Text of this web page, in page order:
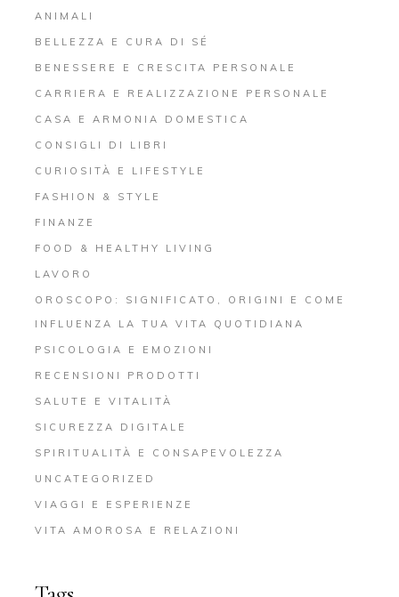
ANIMALI
BELLEZZA E CURA DI SÉ
BENESSERE E CRESCITA PERSONALE
CARRIERA E REALIZZAZIONE PERSONALE
CASA E ARMONIA DOMESTICA
CONSIGLI DI LIBRI
CURIOSITÀ E LIFESTYLE
FASHION & STYLE
FINANZE
FOOD & HEALTHY LIVING
LAVORO
OROSCOPO: SIGNIFICATO, ORIGINI E COME
INFLUENZA LA TUA VITA QUOTIDIANA
PSICOLOGIA E EMOZIONI
RECENSIONI PRODOTTI
SALUTE E VITALITÀ
SICUREZZA DIGITALE
SPIRITUALITÀ E CONSAPEVOLEZZA
UNCATEGORIZED
VIAGGI E ESPERIENZE
VITA AMOROSA E RELAZIONI